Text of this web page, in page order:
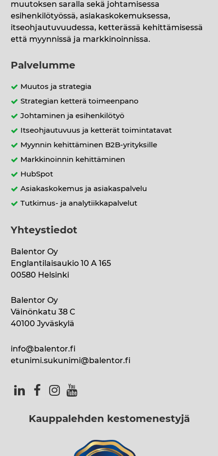
muutoksen saralla sekä johtamisessa
esihenkilötyössä, asiakaskokemuksessa,
itseohjautuvuudessa, ketterässä kehittämisessä
että myynnissä ja markkinoinnissa.
Palvelumme
Muutos ja strategia
Strategian ketterä toimeenpano
Johtaminen ja esihenkilötyö
Itseohjautuvuus ja ketterät toimintatavat
Myynnin kehittäminen B2B-yrityksille
Markkinoinnin kehittäminen
HubSpot
Asiakaskokemus ja asiakaspalvelu
Tutkimus- ja analytiikkapalvelut
Yhteystiedot
Balentor Oy
Englantilaisaukio 10 A 165
00580 Helsinki
Balentor Oy
Väinönkatu 38 C
40100 Jyväskylä
info@balentor.fi
etunimi.sukunimi@balentor.fi
Kauppalehden kestomenestyjä